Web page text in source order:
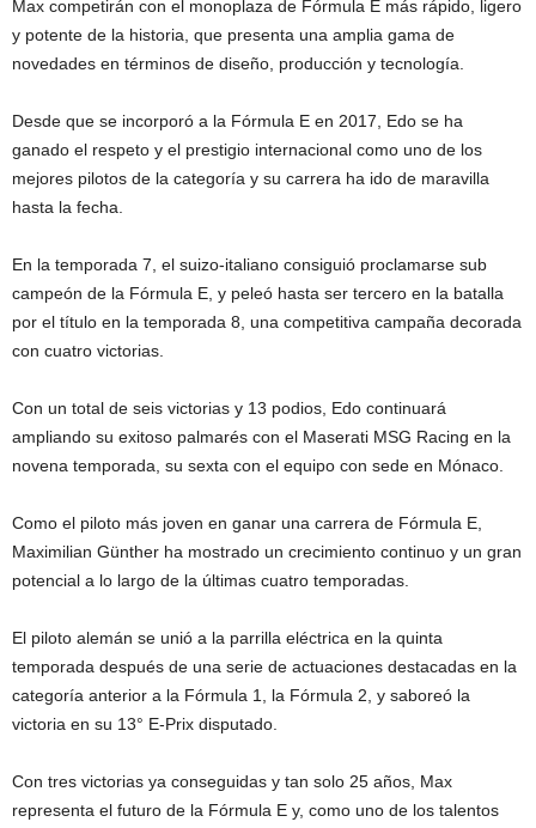
Max competirán con el monoplaza de Fórmula E más rápido, ligero
y potente de la historia, que presenta una amplia gama de
novedades en términos de diseño, producción y tecnología.
Desde que se incorporó a la Fórmula E en 2017, Edo se ha
ganado el respeto y el prestigio internacional como uno de los
mejores pilotos de la categoría y su carrera ha ido de maravilla
hasta la fecha.
En la temporada 7, el suizo-italiano consiguió proclamarse sub
campeón de la Fórmula E, y peleó hasta ser tercero en la batalla
por el título en la temporada 8, una competitiva campaña decorada
con cuatro victorias.
Con un total de seis victorias y 13 podios, Edo continuará
ampliando su exitoso palmarés con el Maserati MSG Racing en la
novena temporada, su sexta con el equipo con sede en Mónaco.
Como el piloto más joven en ganar una carrera de Fórmula E,
Maximilian Günther ha mostrado un crecimiento continuo y un gran
potencial a lo largo de la últimas cuatro temporadas.
El piloto alemán se unió a la parrilla eléctrica en la quinta
temporada después de una serie de actuaciones destacadas en la
categoría anterior a la Fórmula 1, la Fórmula 2, y saboreó la
victoria en su 13° E-Prix disputado.
Con tres victorias ya conseguidas y tan solo 25 años, Max
representa el futuro de la Fórmula E y, como uno de los talentos